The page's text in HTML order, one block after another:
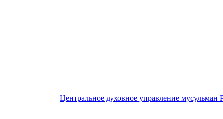
Центральное духовное управление мусульман